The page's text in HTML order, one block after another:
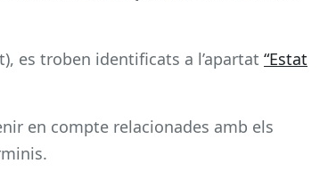
es troben identificats a l’apartat “Estat
en compte relacionades amb els